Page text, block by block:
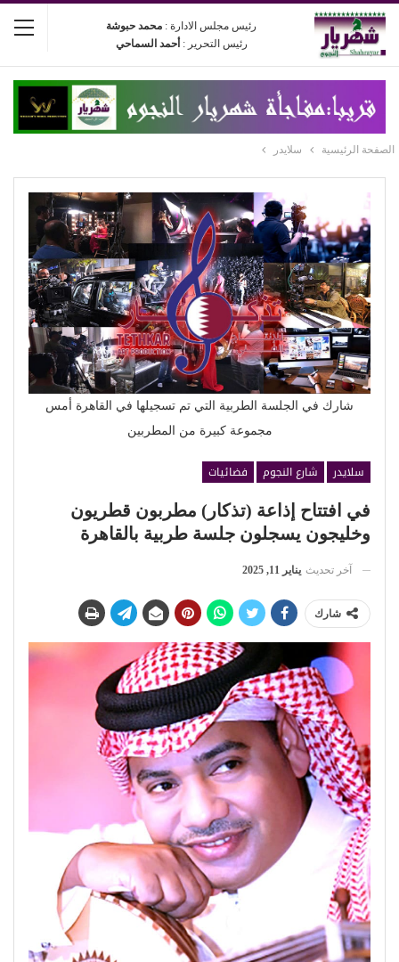
رئيس مجلس الادارة : محمد حبوشة
رئيس التحرير : أحمد السماحي
الصفحة الرئيسية سلايدر
شارك في الجلسة الطربية التي تم تسجيلها في القاهرة أمس
مجموعة كبيرة من المطربين
سلايدر شارع النجوم
فضائيات
في افتتاح إذاعة (تذكار) مطربون قطريون
وخليجون يسجلون جلسة طربية بالقاهرة
آخر تحديث يناير 11, 2025
شارك